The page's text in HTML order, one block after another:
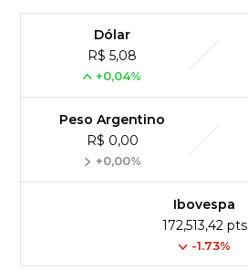
Dólar
R$ 5,08
+0,04%
Peso Argentino
R$ 0,00
+0,00%
Ibovespa
172,513,42 pts
-1.73%